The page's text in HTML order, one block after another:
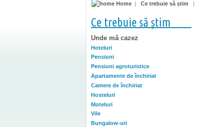
Home | Ce trebuie să știm |
Ce trebuie să știm
Unde mă cazez
Hoteluri
Pensiuni
Pensiuni agroturistice
Apartamente de închiriat
Camere de închiriat
Hosteluri
Moteluri
Vile
Bungalow-uri